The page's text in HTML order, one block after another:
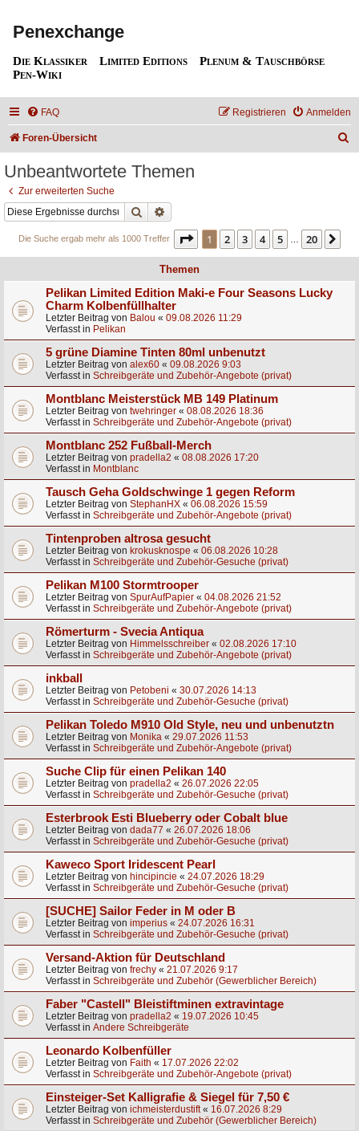
Penexchange
Die Klassiker Limited Editions
Plenum & Tauschbörse
Pen-Wiki
FAQ Anmelden
Registrieren
Foren-Übersicht
Unbeantwortete Themen
Zur erweiterten Suche
Suche
Die Suche ergab mehr als 1000 Treffer Seite 1von 20
1 2 3 4 5 … 20
Themen
Pelikan Limited Edition Maki-e Four Seasons Lucky
Charm Kolbenfüllhalter
Letzter Beitrag von Balou « 09.08.2026 11:29
Verfasst in Pelikan
5 grüne Diamine Tinten 80ml unbenutzt
Letzter Beitrag von alex60 « 09.08.2026 9:03
Verfasst in Schreibgeräte und Zubehör-Angebote (privat)
Montblanc Meisterstück MB 149 Platinum
Letzter Beitrag von twehringer « 08.08.2026 18:36
Verfasst in Schreibgeräte und Zubehör-Angebote (privat)
Montblanc 252 Fußball-Merch
Letzter Beitrag von pradella2 « 08.08.2026 17:20
Verfasst in Montblanc
Tausch Geha Goldschwinge 1 gegen Reform
Letzter Beitrag von StephanHX « 06.08.2026 15:59
Verfasst in Schreibgeräte und Zubehör-Angebote (privat)
Tintenproben altrosa gesucht
Letzter Beitrag von krokusknospe « 06.08.2026 10:28
Verfasst in Schreibgeräte und Zubehör-Gesuche (privat)
Pelikan M100 Stormtrooper
Letzter Beitrag von SpurAufPapier « 04.08.2026 21:52
Verfasst in Schreibgeräte und Zubehör-Angebote (privat)
Römerturm - Svecia Antiqua
Letzter Beitrag von Himmelsschreiber « 02.08.2026 17:10
Verfasst in Schreibgeräte und Zubehör-Angebote (privat)
inkball
Letzter Beitrag von Petobeni « 30.07.2026 14:13
Verfasst in Schreibgeräte und Zubehör-Gesuche (privat)
Pelikan Toledo M910 Old Style, neu und unbenutztn
Letzter Beitrag von Monika « 29.07.2026 11:53
Verfasst in Schreibgeräte und Zubehör-Angebote (privat)
Suche Clip für einen Pelikan 140
Letzter Beitrag von pradella2 « 26.07.2026 22:05
Verfasst in Schreibgeräte und Zubehör-Gesuche (privat)
Esterbrook Esti Blueberry oder Cobalt blue
Letzter Beitrag von dada77 « 26.07.2026 18:06
Verfasst in Schreibgeräte und Zubehör-Gesuche (privat)
Kaweco Sport Iridescent Pearl
Letzter Beitrag von hincipincie « 24.07.2026 18:29
Verfasst in Schreibgeräte und Zubehör-Gesuche (privat)
[SUCHE] Sailor Feder in M oder B
Letzter Beitrag von imperius « 24.07.2026 16:31
Verfasst in Schreibgeräte und Zubehör-Gesuche (privat)
Versand-Aktion für Deutschland
Letzter Beitrag von frechy « 21.07.2026 9:17
Verfasst in Schreibgeräte und Zubehör (Gewerblicher Bereich)
Faber "Castell" Bleistiftminen extravintage
Letzter Beitrag von pradella2 « 19.07.2026 10:45
Verfasst in Andere Schreibgeräte
Leonardo Kolbenfüller
Letzter Beitrag von Faith « 17.07.2026 22:02
Verfasst in Schreibgeräte und Zubehör-Angebote (privat)
Einsteiger-Set Kalligrafie & Siegel für 7,50 €
Letzter Beitrag von ichmeisterdustift« 16.07.2026 8:29
Verfasst in Schreibgeräte und Zubehör (Gewerblicher Bereich)